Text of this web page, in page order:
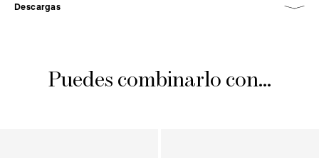
Descargas
Puedes combinarlo con...